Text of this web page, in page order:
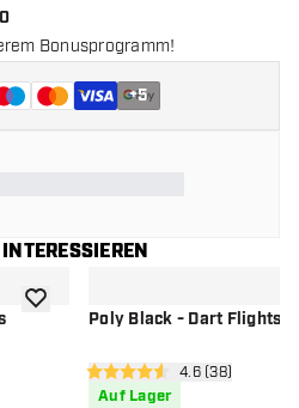
Bonusprogramm!
+5
öffnen
Zur Wunschliste hinzufügen
Poly Black - Dart Flights
4.6 Bewertungssterne
4.6 (38)
Auf Lager